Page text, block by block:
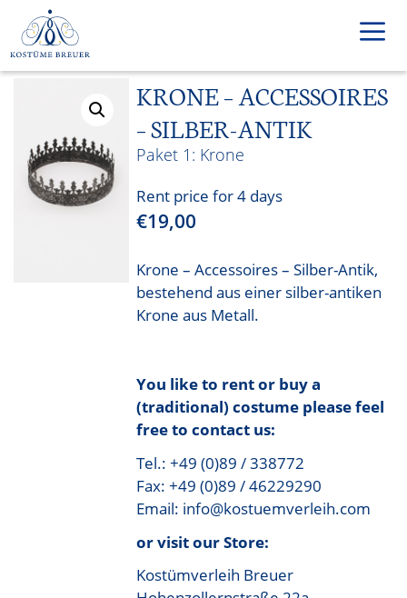
content
Menu
KRONE – ACCESSOIRES
– SILBER-ANTIK
Krone
Rent price for 4 days
€19,00
Krone – Accessoires – Silber-Antik,
bestehend aus einer silber-antiken
Krone aus Metall.
You like to rent or buy a
(traditional) costume please feel
free to contact us:
Tel.: +49 (0)89 / 338772
Fax: +49 (0)89 / 46229290
Email: info@kostuemverleih.com
or visit our Store:
Kostümverleih Breuer